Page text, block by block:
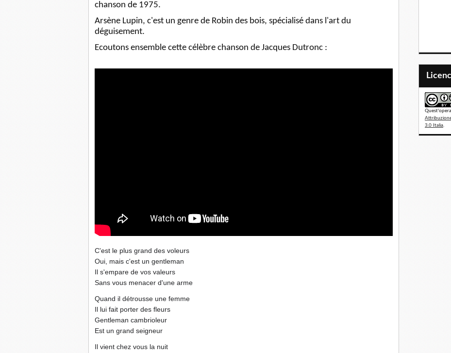
chanson de 1975.
Arsène Lupin, c'est un genre de Robin des bois, spécialisé dans l'art du
déguisement.
Ecoutons ensemble cette célèbre chanson de Jacques Dutronc :
C'est le plus grand des voleurs
Oui, mais c'est un gentleman
Il s'empare de vos valeurs
Sans vous menacer d'une arme
Quand il détrousse une femme
Il lui fait porter des fleurs
Gentleman cambrioleur
Est un grand seigneur
Il vient chez vous la nuit
3.0 Italia.